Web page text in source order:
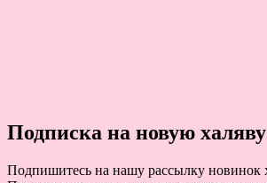
Подписка на новую халяву
Подпишитесь на нашу рассылку новинок